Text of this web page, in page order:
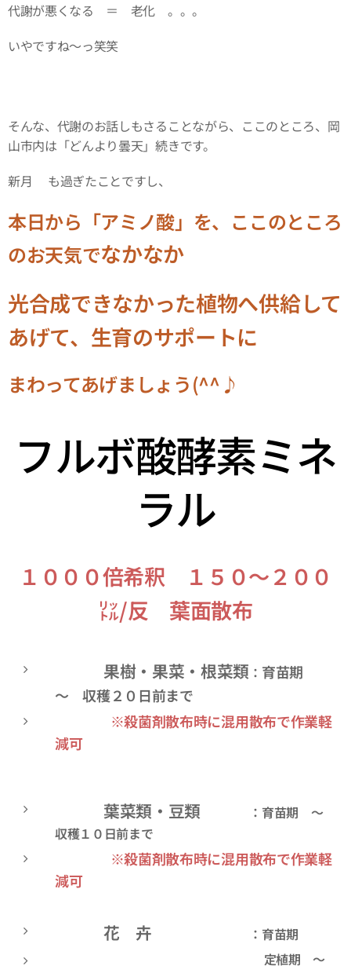
代謝が悪くなる ＝ 老化 。。。
いやですね～っ笑笑
そんな、代謝のお話しもさることながら、ここのところ、岡
山市内は「どんより曇天」続きです。
新月🌑も過ぎたことですし、
本日から「アミノ酸」を、ここのところ
のお天気でなかなか
光合成できなかった植物へ供給して
あげて、生育のサポートに
まわってあげましょう(^^♪
フルボ酸酵素ミネ
ラル
１０００倍希釈 １５０～２００
㍑/反 葉面散布
果樹・果菜・根菜類 ： 育苗期
～ 収穫２０日前まで
※殺菌剤散布時に混用散布で作業軽
減可
葉菜類・豆類
：育苗期 ～
収穫１０日前まで
※殺菌剤散布時に混用散布で作業軽
減可
花 卉
：育苗期
定植期 ～